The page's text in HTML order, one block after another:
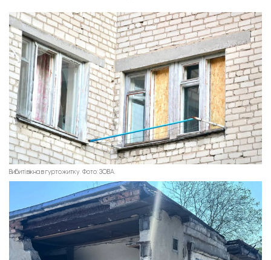
Вибиті вікна в гуртожитку. Фото: ЗОВА.